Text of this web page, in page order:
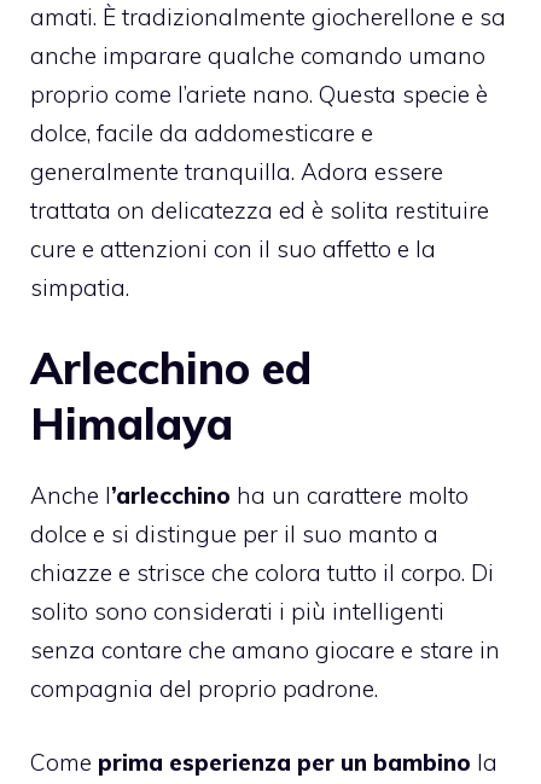
amati. È tradizionalmente giocherellone e sa
anche imparare qualche comando umano
proprio come l’ariete nano. Questa specie è
dolce, facile da addomesticare e
generalmente tranquilla. Adora essere
trattata on delicatezza ed è solita restituire
cure e attenzioni con il suo affetto e la
simpatia.
Arlecchino ed
Himalaya
Anche l’arlecchino ha un carattere molto
dolce e si distingue per il suo manto a
chiazze e strisce che colora tutto il corpo. Di
solito sono considerati i più intelligenti
senza contare che amano giocare e stare in
compagnia del proprio padrone.
Come prima esperienza per un bambino la